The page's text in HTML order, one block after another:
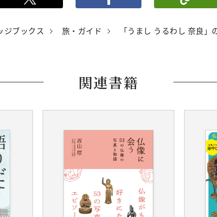
ジブックス 旅・ガイド 「うまし うるわし 奈良」
関連書籍